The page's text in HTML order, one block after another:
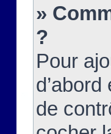
»
?
Pour
de